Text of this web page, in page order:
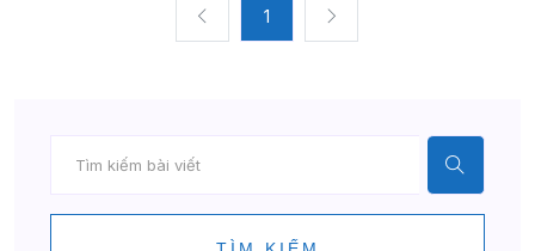
1